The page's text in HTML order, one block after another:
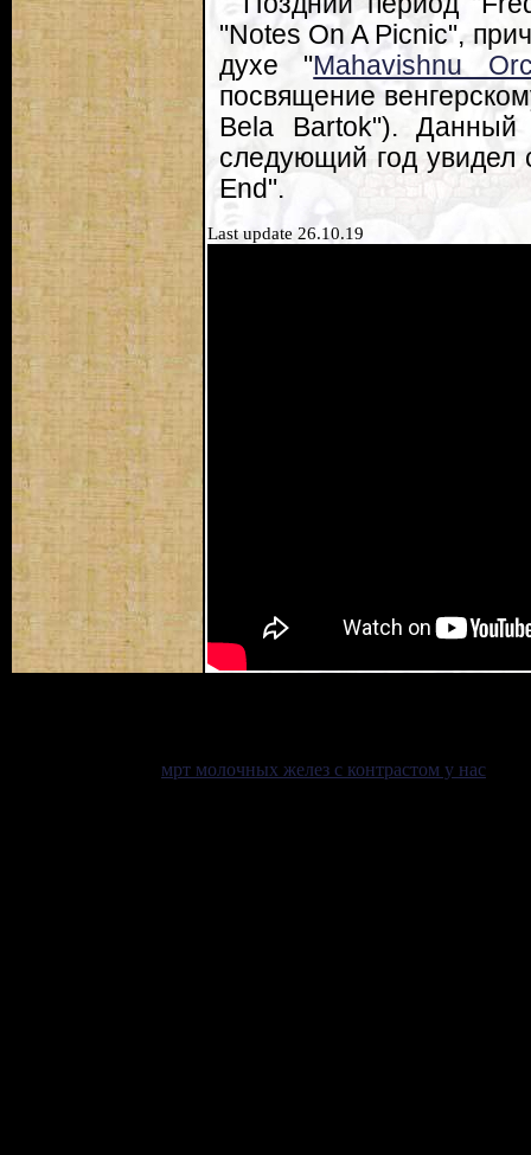
"Notes On A Picnic",
духе "Mahavishnu
посвящение
Bela Bartok").
следующий год увидел
End".
Last update 26.10.19
мрт молочных желез с контрастом у нас